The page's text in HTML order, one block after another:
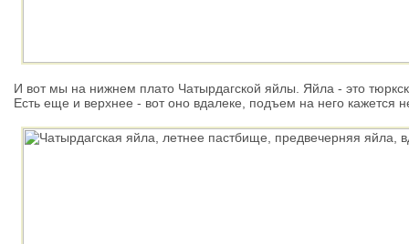
И вот мы на нижнем плато Чатырдагской яйлы. Яйла - это
Есть еще и верхнее - вот оно вдалеке, подъем на него